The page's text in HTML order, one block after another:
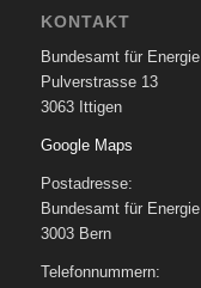
KONTAKT
Bundesamt für Energie
Pulverstrasse 13
3063 Ittigen
Google Maps
Postadresse:
Bundesamt für Energie
3003 Bern
Telefonnummern: